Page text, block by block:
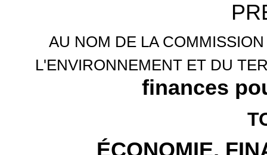
AU NOM DE LA
L'ENVIRONNEMENT ET DU
finances